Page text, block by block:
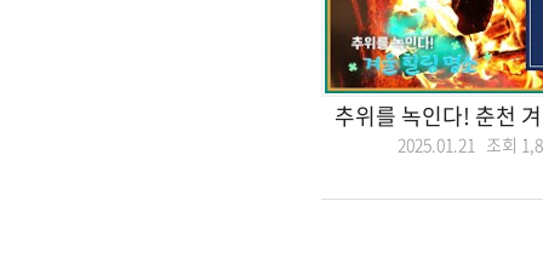
추위를 녹인다! 춘천
2025.01.21 조회